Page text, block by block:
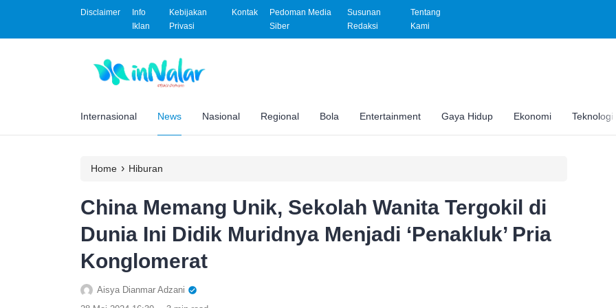
Disclaimer
Info
Iklan
Kebijakan
Privasi
Kontak
Pedoman Media
Siber
Susunan
Redaksi
Tentang
Kami
Internasional News Nasional Regional Bola Entertainment Gaya Hidup Ekonomi Teknologi
Home › Hiburan
China Memang Unik, Sekolah Wanita Tergokil di
Dunia Ini Didik Muridnya Menjadi ‘Penakluk’ Pria
Konglomerat
Aisya Dianmar Adzani